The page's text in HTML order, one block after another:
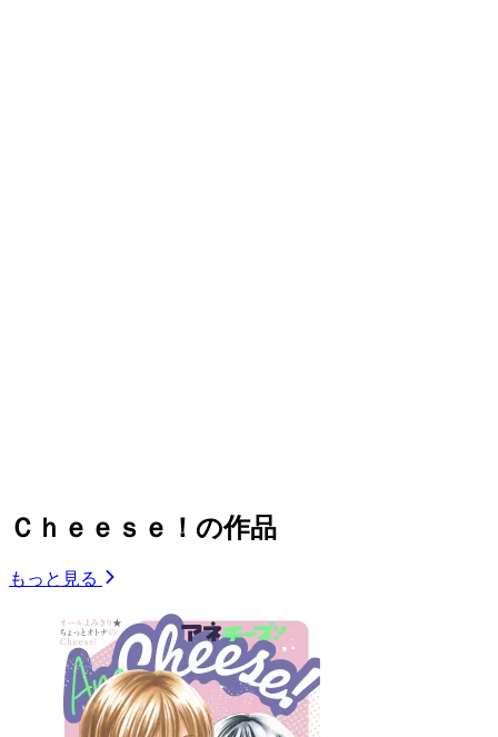
Ｃｈｅｅｓｅ！の作品
もっと見る